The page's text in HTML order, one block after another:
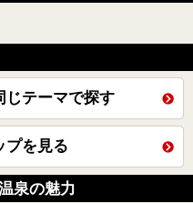
じテーマで探す
プを見る
泉の魅力